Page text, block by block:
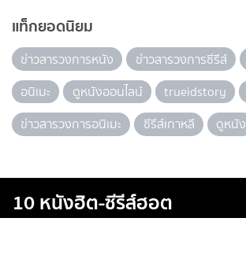
แท็กยอดนิยม
ข่าวสารวงการหนัง ข่าวสารวงการซีรีส์
อนิเมะ
ดูหนังออนไลน์ trueidstory
ข่าวสารวงการอนิเมะ
ซีรีส์เกาหลี ดูหนัง
10 หนังฮิต-ซีรีส์ฮอต